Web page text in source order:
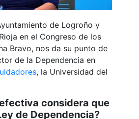
de Logroño y
en el Congreso de los
Bravo, nos da su punto de
de la Dependencia en
, la Universidad del
considera que
de Dependencia?